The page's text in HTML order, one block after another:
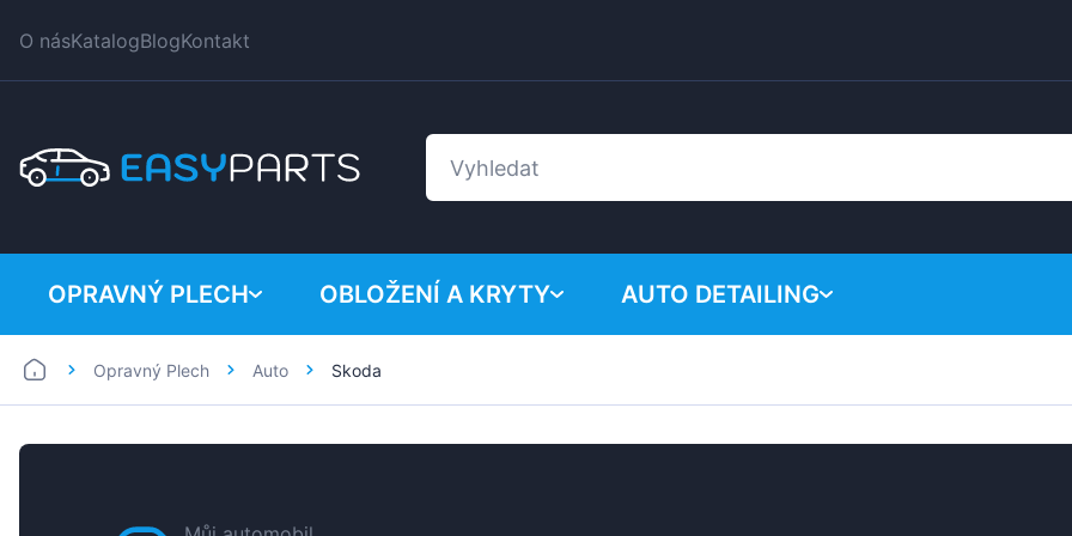
O násKatalogBlogKontakt
OPRAVNÝ PLECH
Auto
OBLOŽENÍ A KRYTY
BMW
AUTO DETAILING
Opravný Plech Auto Skoda